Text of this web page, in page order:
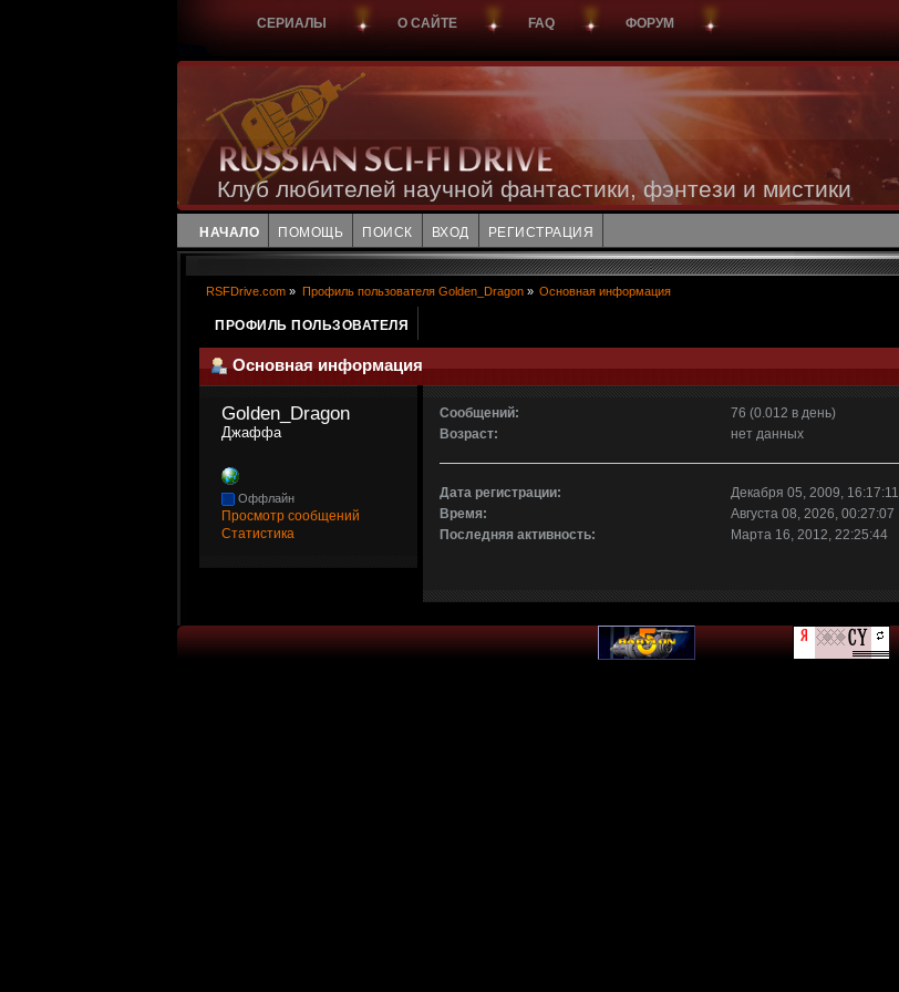
СЕРИАЛЫ О САЙТЕ FAQ ФОРУМ
Клуб любителей научной фантастики, фэнтези и мистики
НАЧАЛО ПОМОЩЬ ПОИСК ВХОД РЕГИСТРАЦИЯ
RSFDrive.com » Профиль пользователя Golden_Dragon» Основная информация
ПРОФИЛЬ ПОЛЬЗОВАТЕЛЯ
Основная информация
Golden_Dragon
Джаффа
Оффлайн
Просмотр сообщений
Статистика
Сообщений:
76 (0.012 в день)
Возраст:
нет данных
Дата регистрации:
Декабря 05, 2009, 16:17:11
Время:
Августа 08, 2026, 00:27:07
Последняя активность:
Марта 16, 2012, 22:25:44